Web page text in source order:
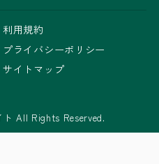
利用規約
プライバシーポリシー
サイトマップ
All Rights Reserved.